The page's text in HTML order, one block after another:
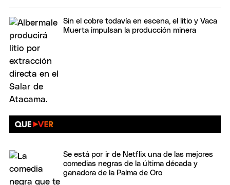
Sin el cobre todavía en escena, el litio y Vaca
Muerta impulsan la producción minera
Se está por ir de Netflix una de las mejores
comedias negras de la última década y
ganadora de la Palma de Oro